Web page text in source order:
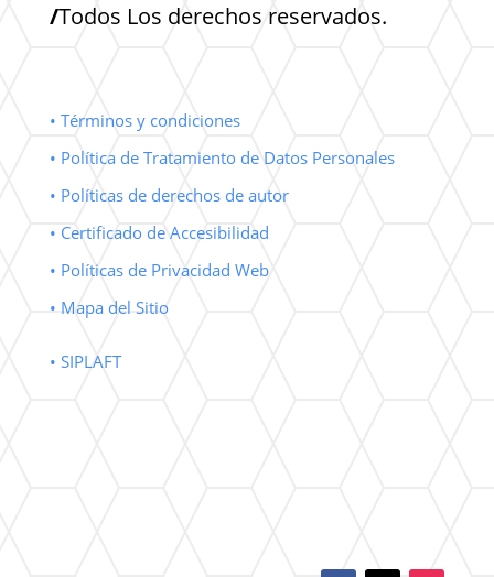
/Todos Los derechos reservados.
• Términos y condiciones
• Política de Tratamiento de Datos Personales
• Políticas de derechos de autor
• Certificado de Accesibilidad
• Políticas de Privacidad Web
• Mapa del Sitio
• SIPLAFT